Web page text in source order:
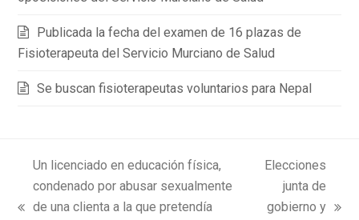
Publicada la fecha del examen de 16 plazas de
Fisioterapeuta del Servicio Murciano de Salud
Se buscan fisioterapeutas voluntarios para Nepal
previous
Un licenciado en educación física,
condenado por abusar sexualmente
de una clienta a la que pretendía
next
Elecciones
junta de
gobierno y